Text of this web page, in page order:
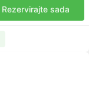
Rezervirajte sada